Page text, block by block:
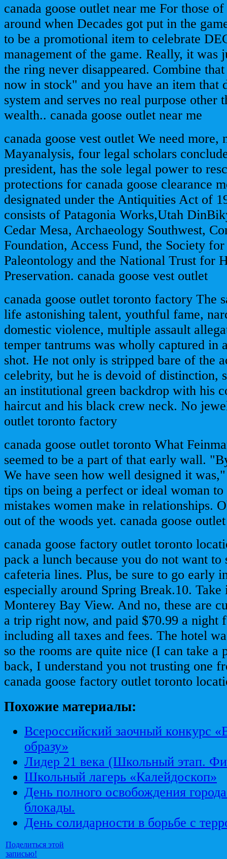
canada goose outlet near me For those
around when Decades got put in the
to be a promotional item to celebrate
management of the game. Really, it was
the ring never disappeared. Combine
now in stock" and you have an item that
system and serves no real purpose other
wealth.. canada goose outlet near me
canada goose vest outlet We need more,
Mayanalysis, four legal scholars
president, has the sole legal power to
protections for canada goose clearance
designated under the Antiquities Act of
consists of Patagonia Works,Utah
Cedar Mesa, Archaeology Southwest,
Foundation, Access Fund, the Society
Paleontology and the National Trust for
Preservation. canada goose vest outlet
canada goose outlet toronto factory The
life astonishing talent, youthful fame,
domestic violence, multiple assault
temper tantrums was wholly captured in
shot. He not only is stripped bare of the
celebrity, but he is devoid of distinction,
an institutional green backdrop with his
haircut and his black crew neck. No
outlet toronto factory
canada goose outlet toronto What
seemed to be a part of that early wall.
We have seen how well designed it
tips on being a perfect or ideal woman
mistakes women make in relationships.
out of the woods yet. canada goose
canada goose factory outlet toronto
pack a lunch because you do not want
cafeteria lines. Plus, be sure to go early
especially around Spring Break.10.
Monterey Bay View. And no, these are
a trip right now, and paid $70.99 a night
including all taxes and fees. The hotel
so the rooms are quite nice (I can take a
back, I understand you not trusting one
canada goose factory outlet toronto
Похожие материалы:
Всероссийский заочный конкурс
образу»
Лидер 21 века (Школьный этап.
Школьный лагерь «Калейдоскоп»
День полного освобождения
блокады.
День солидарности в борьбе с
Поделиться этой
записью!